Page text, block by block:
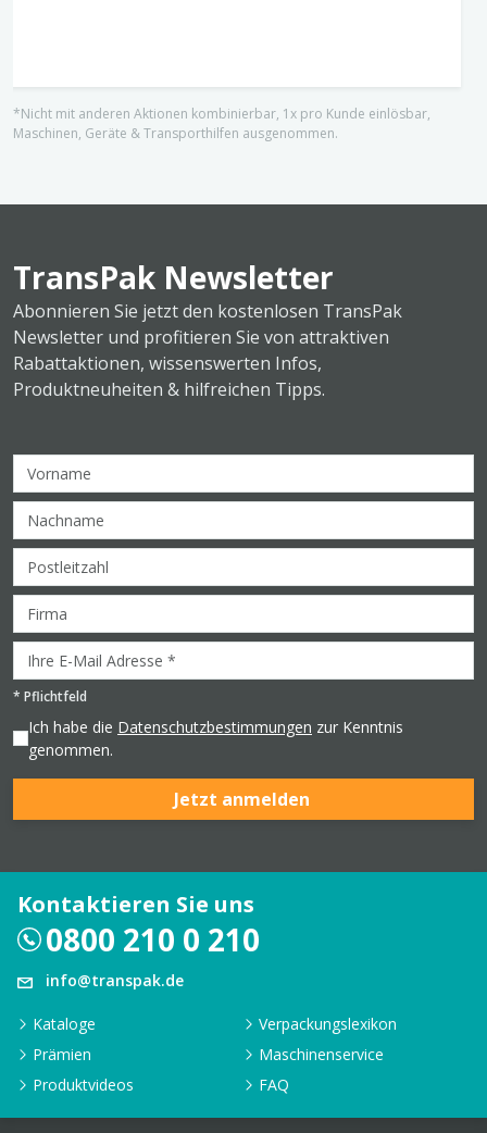
*Nicht mit anderen Aktionen kombinierbar, 1x pro Kunde einlösbar,
Maschinen, Geräte & Transporthilfen ausgenommen.
TransPak Newsletter
Abonnieren Sie jetzt den kostenlosen TransPak
Newsletter und profitieren Sie von attraktiven
Rabattaktionen, wissenswerten Infos,
Produktneuheiten & hilfreichen Tipps.
* Pflichtfeld
Ich habe die Datenschutzbestimmungen zur Kenntnis
genommen.
Jetzt anmelden
Kontaktieren Sie uns
0800 210 0 210
info@transpak.de
Kataloge
Verpackungslexikon
Prämien
Maschinenservice
Produktvideos
FAQ